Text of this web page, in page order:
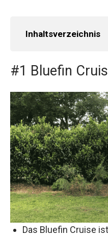
Inhaltsverzeichnis
#1 Bluefin
Das Bluefin Cruise